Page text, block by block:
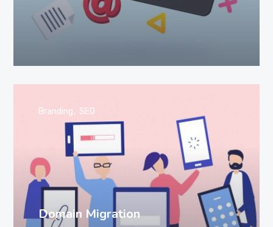
Domain Migration
Branding SEO